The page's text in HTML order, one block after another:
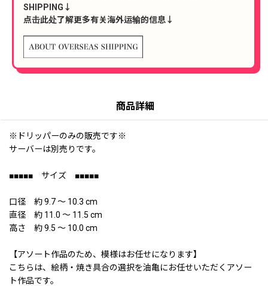
SHIPPING↓
点击此处了解更多有关海外运输的信息↓
商品詳細
※ドリッパーのみの販売です※
サーバーは別売りです。
■■■■■ サイズ ■■■■■
口径 約 9.7 〜 10.3 cm
直径 約 11.0 〜 11.5 cm
高さ 約 9.5 〜 10.0 cm
【アソート作品のため、模様はお任せになります】
こちらは、絵柄・焼き具合の選択を油亀にお任せいただくアソー
ト作品です。